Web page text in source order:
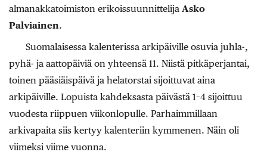
almanakkatoimiston erikoissuunnittelija Asko
Palviainen.
Suomalaisessa kalenterissa arkipäiville osuvia juhla-,
pyhä- ja aattopäiviä on yhteensä 11. Niistä pitkäperjantai,
toinen pääsiäispäivä ja helatorstai sijoittuvat aina
arkipäiville. Lopuista kahdeksasta päivästä 1–4 sijoittuu
vuodesta riippuen viikonlopulle. Parhaimmillaan
arkivapaita siis kertyy kalenteriin kymmenen. Näin oli
viimeksi viime vuonna.